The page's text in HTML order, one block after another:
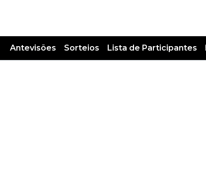
Antevisões Sorteios Lista de Participantes